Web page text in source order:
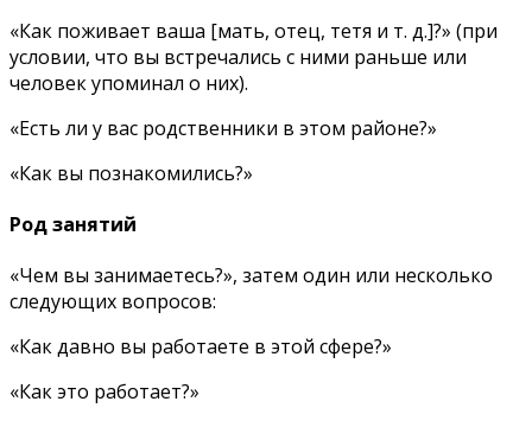
«Как поживает ваша [мать, отец, тетя и т. д.]?» (при
условии, что вы встречались с ними раньше или
человек упоминал о них).
«Есть ли у вас родственники в этом районе?»
«Как вы познакомились?»
Род занятий
«Чем вы занимаетесь?», затем один или несколько
следующих вопросов:
«Как давно вы работаете в этой сфере?»
«Как это работает?»